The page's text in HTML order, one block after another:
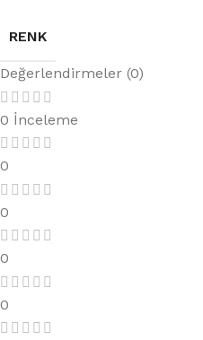
RENK
Değerlendirmeler (0)
0 İnceleme
0
0
0
0